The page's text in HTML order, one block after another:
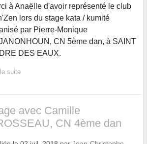
à Anaëlle d'avoir représenté le club
lors du stage kata / kumité
par Pierre-Monique
CN 5ème dan, à SAINT
DES EAUX.
suite
avec Camille
CN 4ème dan